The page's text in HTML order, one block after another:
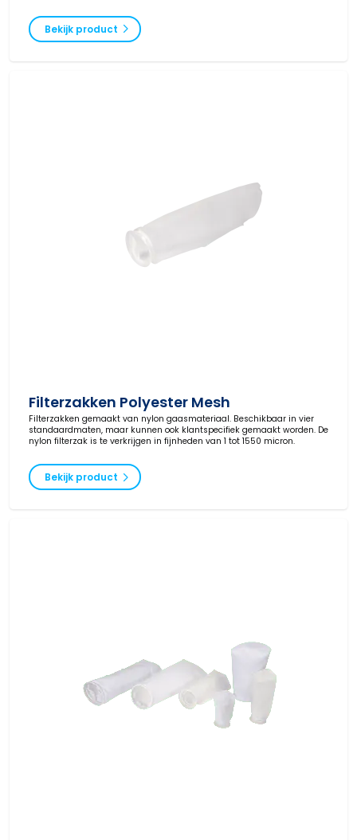
Bekijk product
Filterzakken Polyester Mesh
Filterzakken gemaakt van nylon gaasmateriaal. Beschikbaar in vier
standaardmaten, maar kunnen ook klantspecifiek gemaakt worden. De
nylon filterzak is te verkrijgen in fijnheden van 1 tot 1550 micron.
Bekijk product